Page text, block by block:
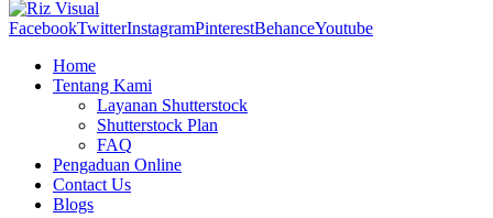
FacebookTwitterInstagramPinterestBehanceYoutube
Home
Tentang Kami
Layanan Shutterstock
Shutterstock Plan
FAQ
Pengaduan Online
Contact Us
Blogs